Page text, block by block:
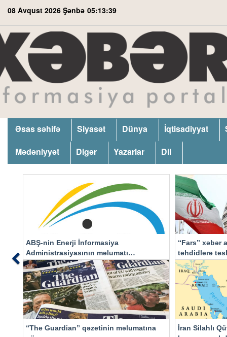
08 Avqust 2026 Şənbə 05:13:40
Əsas səhifə Siyasət Dünya İqtisadiyyat
Mədəniyyət
Digər Yazarlar Dil
ABŞ-nin Enerji İnformasiya
Administrasiyasının məlumatı
əsasında…
“Fars” xəbər
təhdidlərə
“The Guardian” qəzetinin məlumatına
İran Silahlı
Previous